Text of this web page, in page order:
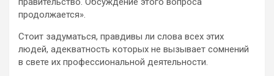
продолжается».
Стоит задуматься, правдивы ли слова всех этих
людей, адекватность которых не вызывает сомнений
в свете их профессиональной деятельности.